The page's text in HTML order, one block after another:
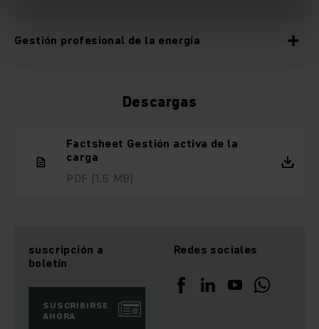
Gestión profesional de la energía
Descargas
Factsheet Gestión activa de la
carga
PDF (1,5 MB)
suscripción a
boletín
SUSCRIBIRSE
AHORA
Redes sociales